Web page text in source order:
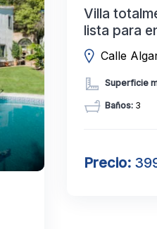
Villa
lista para
Calle
Superficie
Baños: 3
Precio: